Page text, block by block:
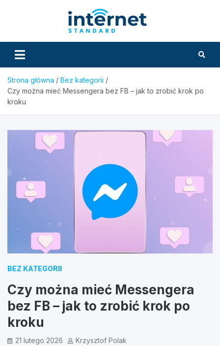
Strona główna
Bez kategorii
Czy można mieć Messengera bez FB – jak to zrobić krok po
kroku
BEZ KATEGORII
Czy można mieć Messengera
bez FB – jak to zrobić krok po
kroku
21 lutego 2026 Krzysztof Polak